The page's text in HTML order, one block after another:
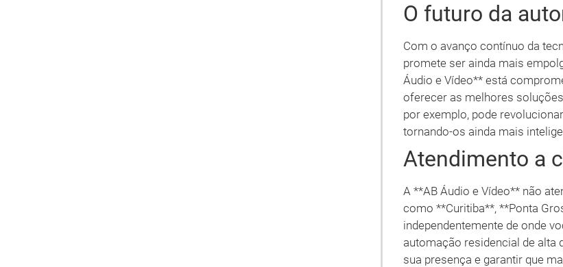
O futuro da
Com o avanço contínuo da
promete ser ainda mais
Áudio e Vídeo** está
oferecer as melhores
por exemplo, pode
tornando-os ainda mais
Atendimento a
A **AB Áudio e Vídeo** não
como **Curitiba**, **Ponta
independentemente de onde
automação residencial de alta
sua presença e garantir que